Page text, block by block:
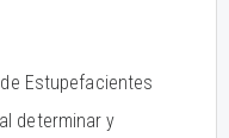
Estupefacientes
determinar y